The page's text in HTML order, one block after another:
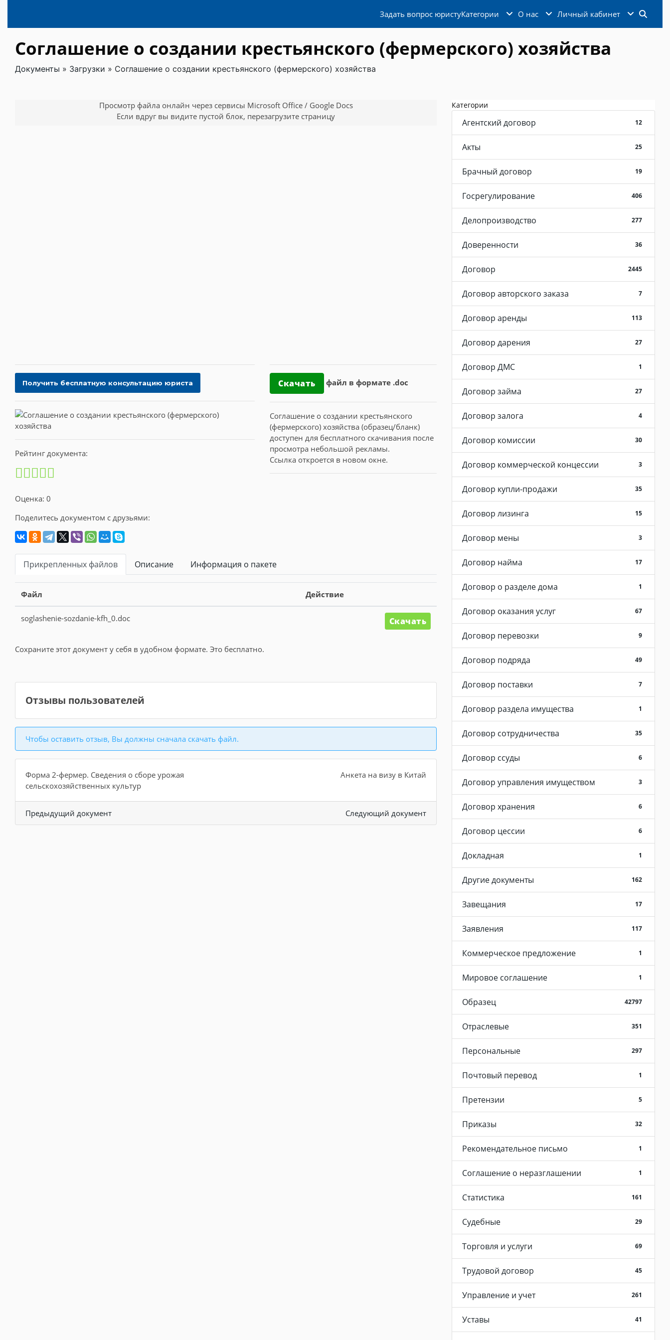
Задать вопрос юристуКатегории О нас Личный кабинет
Соглашение о создании крестьянского (фермерского) хозяйства
Документы » Загрузки » Соглашение о создании крестьянского (фермерского) хозяйства
Просмотр файла онлайн через сервисы Microsoft Office / Google Docs
Если вдруг вы видите пустой блок, перезагрузите страницу
Рейтинг документа:
Оценка: 0
Поделитесь документом с друзьями:
Скачать файл в формате .doc
Соглашение о создании крестьянского
(фермерского) хозяйства (образец/бланк)
доступен для бесплатного скачивания после
просмотра небольшой рекламы.
Ссылка откроется в новом окне.
Прикрепленных файлов Описание Информация о пакете
Файл Действие
soglashenie-sozdanie-kfh_0.doc Скачать
Сохраните этот документ у себя в удобном формате. Это бесплатно.
Отзывы пользователей
Чтобы оставить отзыв, Вы должны сначала скачать файл.
Форма 2-фермер. Сведения о сборе урожая
сельскохозяйственных культур
Анкета на визу в Китай
Предыдущий документ Следующий документ
Категории
Агентский договор 12
Акты 25
Брачный договор 19
Госрегулирование 406
Делопроизводство 277
Доверенности 36
Договор 2445
Договор авторского заказа 7
Договор аренды 113
Договор дарения 27
Договор ДМС 1
Договор займа 27
Договор залога 4
Договор комиссии 30
Договор коммерческой концессии 3
Договор купли-продажи 35
Договор лизинга 15
Договор мены 3
Договор найма 17
Договор о разделе дома 1
Договор оказания услуг 67
Договор перевозки 9
Договор подряда 49
Договор поставки 7
Договор раздела имущества 1
Договор сотрудничества 35
Договор ссуды 6
Договор управления имуществом 3
Договор хранения 6
Договор цессии 6
Докладная 1
Другие документы 162
Завещания 17
Заявления 117
Коммерческое предложение 1
Мировое соглашение 1
Образец 42797
Отраслевые 351
Персональные 297
Почтовый перевод 1
Претензии 5
Приказы 32
Рекомендательное письмо 1
Соглашение о неразглашении 1
Статистика 161
Судебные 29
Торговля и услуги 69
Трудовой договор 45
Управление и учет 261
Уставы 41